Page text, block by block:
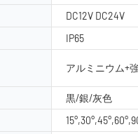
DC12V DC24V
IP65
アルミニウム+
黒/銀/灰色